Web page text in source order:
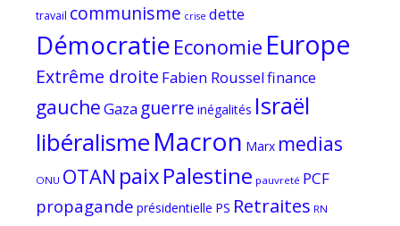
travail communisme crise dette
Démocratie Economie Europe
Extrême droite Fabien Rousselfinance
gaucheGazaguerre inégalités Israël
libéralismeMacron Marx medias
ONU OTAN paixPalestine pauvreté PCF
propagande présidentielle PS Retraites RN